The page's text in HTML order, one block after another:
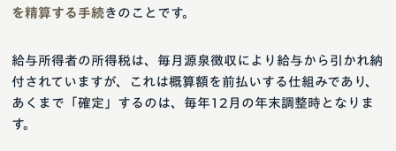
を精算する手続きのことです。
給与所得者の所得税は、毎月源泉徴収により給与から引かれ納
付されていますが、これは概算額を前払いする仕組みであり、
あくまで「確定」するのは、毎年12月の年末調整時となりま
す。